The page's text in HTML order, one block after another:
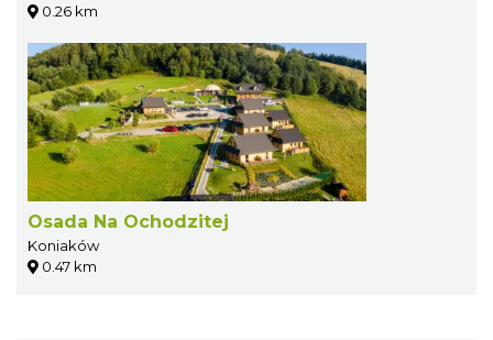
0.26 km
Osada Na Ochodzitej
Koniaków
0.47 km